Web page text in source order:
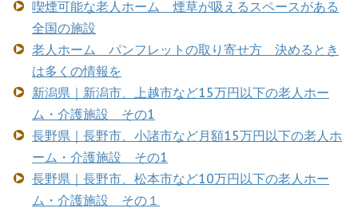
喫煙可能な老人ホーム 煙草が吸えるスペースがある
全国の施設
老人ホーム パンフレットの取り寄せ方 決めるとき
は多くの情報を
新潟県｜新潟市、上越市など15万円以下の老人ホー
ム・介護施設 その1
長野県｜長野市、小諸市など月額15万円以下の老人ホ
ーム・介護施設 その1
長野県｜長野市、松本市など10万円以下の老人ホー
ム・介護施設 その１